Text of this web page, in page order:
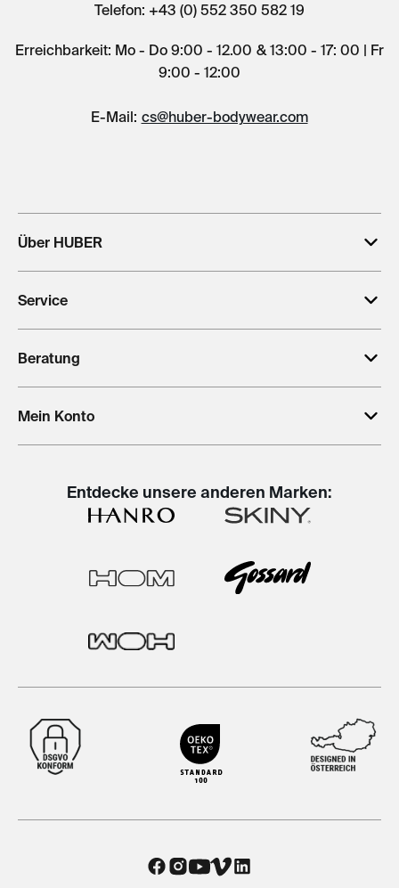
Telefon: +43 (0) 552 350 582 19
Erreichbarkeit: Mo - Do 9:00 - 12.00 & 13:00 - 17: 00 | Fr
9:00 - 12:00
E-Mail: cs@huber-bodywear.com
Über HUBER
Service
Beratung
Mein Konto
Entdecke unsere anderen Marken: